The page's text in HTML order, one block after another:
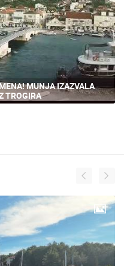
MUNJA IZAZVALA
TROGIRA